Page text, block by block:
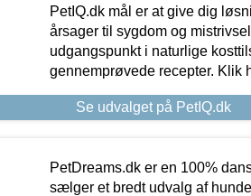
PetIQ.dk mål er at give dig
årsager til sygdom og
udgangspunkt i naturlige
gennemprøvede recepter. Klik
Se udvalget på PetIQ.dk
PetDreams.dk er en 100%
sælger et bredt udvalg af